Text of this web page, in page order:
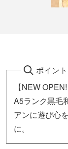
ポイント
【NEW
A5ランク黒毛
アンに遊び心
に。